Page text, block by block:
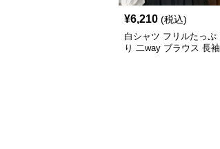
¥6,210 (税込)
白シャツ フリルたっぷ
り 二way ブラウス 長袖